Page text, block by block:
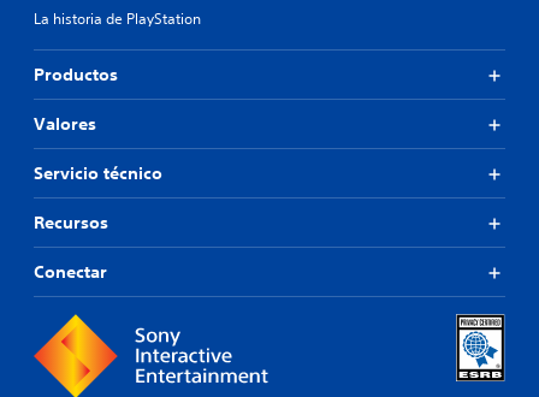
La historia de PlayStation
Productos
Valores
Servicio técnico
Recursos
Conectar